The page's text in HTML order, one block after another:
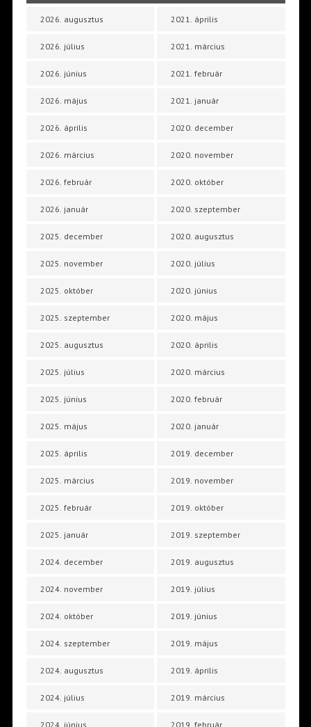
2026. augusztus
2026. július
2026. június
2026. május
2026. április
2026. március
2026. február
2026. január
2025. december
2025. november
2025. október
2025. szeptember
2025. augusztus
2025. július
2025. június
2025. május
2025. április
2025. március
2025. február
2025. január
2024. december
2024. november
2024. október
2024. szeptember
2024. augusztus
2024. július
2024. június
2021. április
2021. március
2021. február
2021. január
2020. december
2020. november
2020. október
2020. szeptember
2020. augusztus
2020. július
2020. június
2020. május
2020. április
2020. március
2020. február
2020. január
2019. december
2019. november
2019. október
2019. szeptember
2019. augusztus
2019. július
2019. június
2019. május
2019. április
2019. március
2019. február